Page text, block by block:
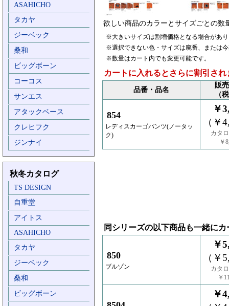
ASAHICHO
タカヤ
ジーベック
桑和
ビッグボーン
コーコス
サンエス
アタックベース
クレヒフク
ジンナイ
秋冬カタログ
TS DESIGN
自重堂
アイトス
ASAHICHO
タカヤ
ジーベック
桑和
ビッグボーン
欲しい商品のカラーとサイズごとの数
※大きいサイズは割増価格となる場合があ
※選択できない色・サイズは廃番、または
※数量はカート内でも変更可能です。
カートに入れるとさらに割引され
品番・品名
販
（
854
レディスカーゴパンツ(ノータッ
ク)
￥
（￥
カタ
￥
同シリーズの以下商品も一緒に
850
ブルゾン
￥
（￥
カタ
￥
￥